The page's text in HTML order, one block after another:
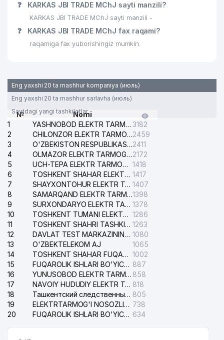
❓ KARKAS JBI TRADE MChJ sayti manzili?
KARKAS JBI TRADE MChJ sayti manzili -
❓ KARKAS JBI TRADE MChJ fax raqami?
raqamiga fax yuborishingiz mumkin.
Eng yaxshi 20 ta mashhur kompaniya (июль)
Eng yaxshi 20 ta mashhur sarlavha (июль)
Saytdagi yangi tashkilotlar
№
Nomi
1
YASHNOBOD ELEKTR TARMOG'I NOSOZLIKLARI XIZMATI 3182
2
CHILONZOR ELEKTR TARMOG'I NOSOZLIK XIZMATI2459
3
O'ZBEKISTON RESPUBLIKASI BOSH PROKURATURASI ISHONCH TELEFONI2411
4
OLMAZOR ELEKTR TARMOG'I NOSOZLIKLARI XIZMATI2172
5
UCH-TEPA ELEKTR TARMOG'I NOSOZLIKLARI XIZMATI 1418
6
TOSHKENT SHAHAR ELEKTR TARMOQLARI KORXONASI AJ 1417
7
SHAYXONTOHUR ELEKTR TARMOG'I NOSOZLIKLARINI TUZATISH XIZMATI 1407
8
SAMARQAND ELEKTR TARMOQLARI AJ1398
9
SURXONDARYO ELEKTR TARMOQLARI AJ 1378
10
TOSHKENT TUMANI ELEKTR TARMOG'I AVARIYA XIZMATI 1286
11
TOSHKENT SHAHRI TASHKILOT TELEFONLARI HAQIDA MA'LUMOT BYUROSI 1263
12
DAVLAT TEST MARKAZINING ISHONCH TELEFONLARI 1080
13
O'ZBEKTELEKOM AJ
1065
14
TOSHKENT SHAHAR FUQAROLIK ISHLARI BO'YICHA SUDI 1002
15
FUQAROLIK ISHLARI BO'YICHA YAKKASAROY TUMANLARARO SUDI 887
16
YUNUSOBOD ELEKTR TARMOG'I NOSOZLIKLARI XIZMATI 858
17
NAVOIY HUDUDIY ELEKTR TARMOQLARI KORXONASI AJ 818
18
Ташкентский следственный изолятор 805
19
ELEKTRTARMOG'I NOSOZLIKLARINI TO'ZATISH SERGELI XIZMATI 738
20
FUQAROLIK ISHLARI BO'YICHA UCH-TEPA TUMANI SUDI 634